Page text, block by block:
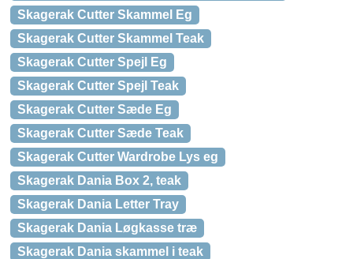
Skagerak Cutter Skammel Eg
Skagerak Cutter Skammel Teak
Skagerak Cutter Spejl Eg
Skagerak Cutter Spejl Teak
Skagerak Cutter Sæde Eg
Skagerak Cutter Sæde Teak
Skagerak Cutter Wardrobe Lys eg
Skagerak Dania Box 2, teak
Skagerak Dania Letter Tray
Skagerak Dania Løgkasse træ
Skagerak Dania skammel i teak